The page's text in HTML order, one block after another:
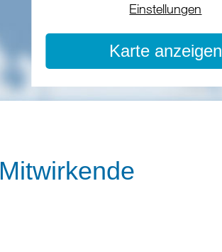
Einstellungen
Karte anzeigen
Mitwirkende